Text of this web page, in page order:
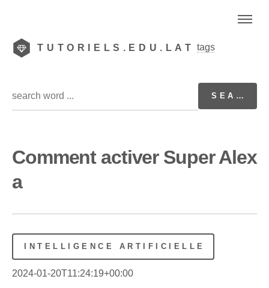
TUTORIELS.EDU.LAT tags
Comment activer Super Alex
a
INTELLIGENCE ARTIFICIELLE
2024-01-20T11:24:19+00:00